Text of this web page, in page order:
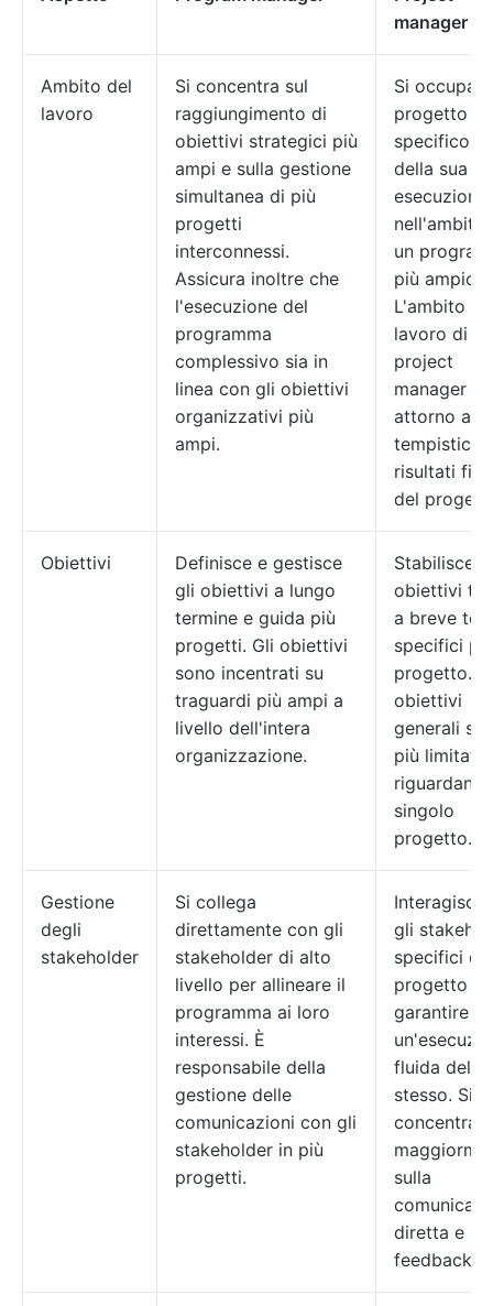
manager
Ambito del
lavoro
Si concentra sul
raggiungimento di
obiettivi strategici più
ampi e sulla gestione
simultanea di più
progetti
interconnessi.
Assicura inoltre che
l'esecuzione del
programma
complessivo sia in
linea con gli obiettivi
organizzativi più
ampi.
Si occupa
progetto
specifico e
della sua
esecuzione
nell'ambito
un
più ampio.
L'ambito di
lavoro di un
project
manager
attorno alla
tempistica
risultati
del
Obiettivi
Definisce e gestisce
gli obiettivi a lungo
termine e guida più
progetti. Gli obiettivi
sono incentrati su
traguardi più ampi a
livello dell'intera
organizzazione.
Stabilisce
obiettivi
a breve
specifici
progetto.
obiettivi
generali
più limitati
riguardano
singolo
progetto.
Gestione
degli
stakeholder
Si collega
direttamente con gli
stakeholder di alto
livello per allineare il
programma ai loro
interessi. È
responsabile della
gestione delle
comunicazioni con gli
stakeholder in più
progetti.
Interagisce
gli
specifici del
progetto
garantire
fluida dello
stesso. Si
concentra
sulla
diretta e sul
feedback.